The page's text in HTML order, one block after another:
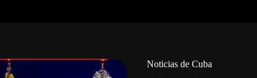
Noticias de Cuba